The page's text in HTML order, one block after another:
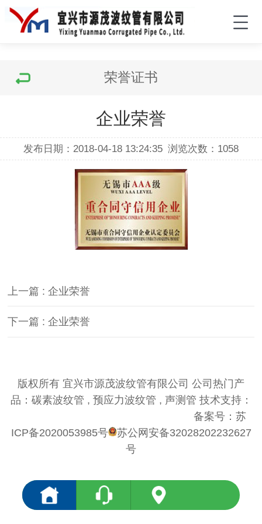
荣誉证书
企业荣誉
发布日期：2018-04-18 13:24:35 浏览次数： 1058
上一篇 : 企业荣誉
下一篇 : 企业荣誉
版权所有 宜兴市源茂波纹管有限公司 公司热门产
品：碳素波纹管 , 预应力波纹管 , 声测管 技术支持：
备案号： 苏
ICP备2020053985号
苏公网安备32028202232627
号
<